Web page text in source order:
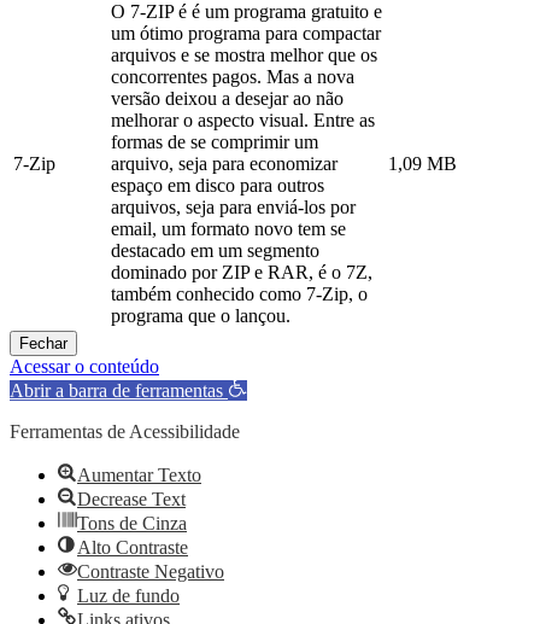
7-Zip
O 7-ZIP é é um programa gratuito e
um ótimo programa para compactar
arquivos e se mostra melhor que os
concorrentes pagos. Mas a nova
versão deixou a desejar ao não
melhorar o aspecto visual. Entre as
formas de se comprimir um
arquivo, seja para economizar
espaço em disco para outros
arquivos, seja para enviá-los por
email, um formato novo tem se
destacado em um segmento
dominado por ZIP e RAR, é o 7Z,
também conhecido como 7-Zip, o
programa que o lançou.
1,09 MB
Fechar
Acessar o conteúdo
Abrir a barra de ferramentas
Ferramentas de Acessibilidade
Aumentar Texto
Decrease Text
Tons de Cinza
Alto Contraste
Contraste Negativo
Luz de fundo
Links ativos